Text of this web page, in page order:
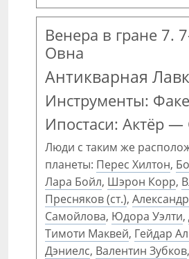
Венера в гране 7.
Овна
Антикварная
Инструменты:
Ипостаси: Актёр —
Люди с таким же
планеты: Перес Хилтон,
Лара Бойл, Шэрон Корр,
Пресняков (ст.),
Самойлова, Юдора Уэлти,
Тимоти Маквей, Гейдар
Дэниелс, Валентин Зубков,